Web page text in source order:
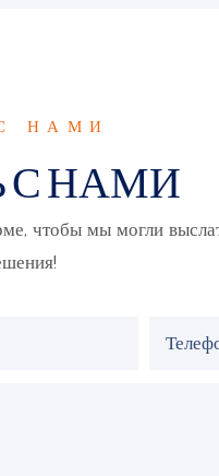
НАМИ
С НАМИ
чтобы мы могли